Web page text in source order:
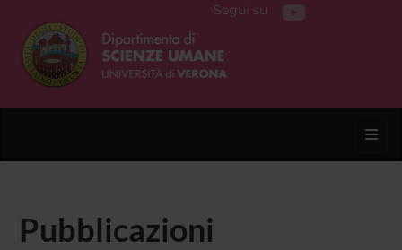
Segui su
Pubblicazioni